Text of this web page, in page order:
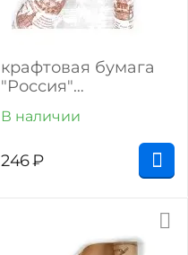
крафтовая бумага
"Россия"
белом)
В наличии
246₽